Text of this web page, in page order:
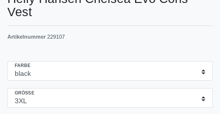
Vest
Artikelnummer 229107
FARBE
GRÖSSE